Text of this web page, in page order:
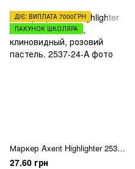
ДІЄ: ВИПЛАТА 7000ГРН
ПАКУНОК ШКОЛЯРА
Маркер Axent Highlighter 2537-24-A, 1-5 мм, клиновидный, розовий пастель.
27.60 грн